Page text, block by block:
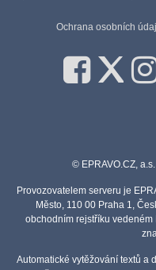
Ochrana osobních
© EPRAVO.CZ,
Provozovatelem serveru je
Město, 110 00 Praha 1,
obchodním rejstříku vedeném
Automatické vytěžování textů a